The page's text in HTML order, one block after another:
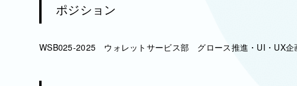
ポジション
WSB025-2025 ウォレットサービス部 グロース推進・UI・UX企